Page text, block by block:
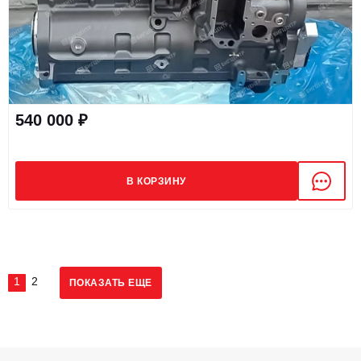
540 000 ₽
В КОРЗИНУ
ПОКАЗАТЬ ЕЩЕ
1 2